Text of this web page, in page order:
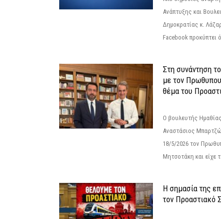
Ανάπτυξης και
Δημοκρατίας κ.
Facebook προκύπτει
Στη συνάντηση
με τον
θέμα του
Ο βουλευτής
Αναστάσιος
18/5/2026 τον
Μητσοτάκη και είχε
Η σημασία της
τον Προαστιακό